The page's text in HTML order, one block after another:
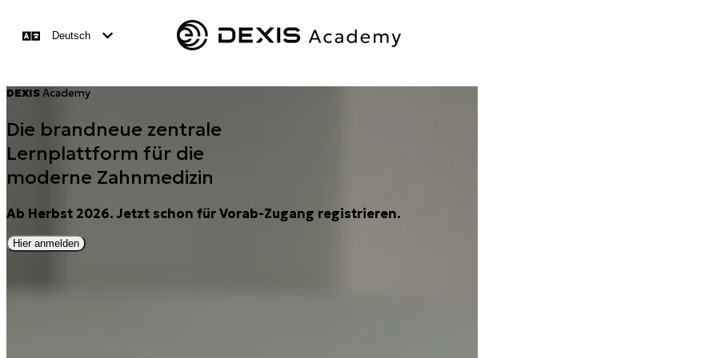
Deutsch
DEXISAcademy
Die brandneue zentrale
Lernplattform für die
moderne Zahnmedizin
Ab Herbst 2026. Jetzt schon für Vorab-Zugang registrieren.
Hier anmelden